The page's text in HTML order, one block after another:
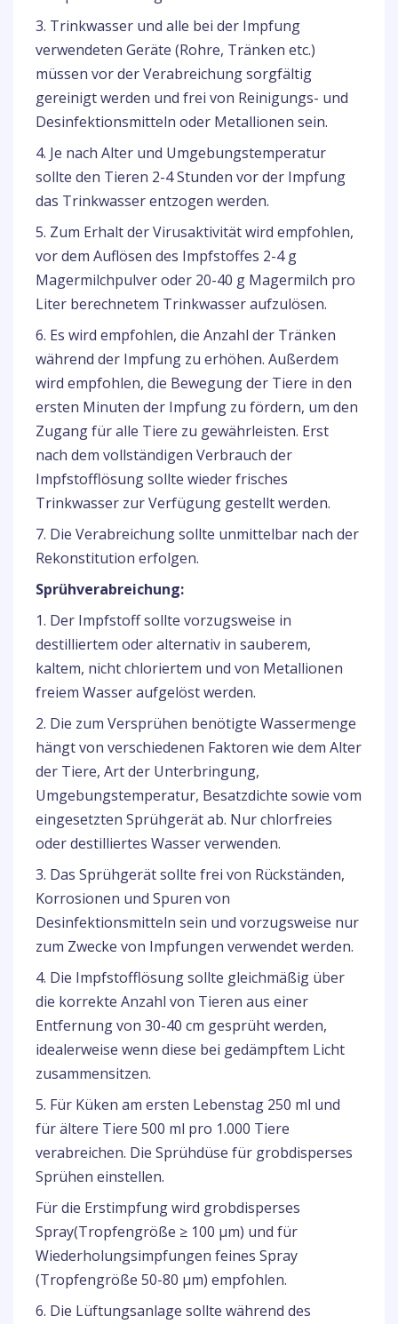
3. Trinkwasser und alle bei der Impfung
verwendeten Geräte (Rohre, Tränken etc.)
müssen vor der Verabreichung sorgfältig
gereinigt werden und frei von Reinigungs- und
Desinfektionsmitteln oder Metallionen sein.
4. Je nach Alter und Umgebungstemperatur
sollte den Tieren 2-4 Stunden vor der Impfung
das Trinkwasser entzogen werden.
5. Zum Erhalt der Virusaktivität wird empfohlen,
vor dem Auflösen des Impfstoffes 2-4 g
Magermilchpulver oder 20-40 g Magermilch pro
Liter berechnetem Trinkwasser aufzulösen.
6. Es wird empfohlen, die Anzahl der Tränken
während der Impfung zu erhöhen. Außerdem
wird empfohlen, die Bewegung der Tiere in den
ersten Minuten der Impfung zu fördern, um den
Zugang für alle Tiere zu gewährleisten. Erst
nach dem vollständigen Verbrauch der
Impfstofflösung sollte wieder frisches
Trinkwasser zur Verfügung gestellt werden.
7. Die Verabreichung sollte unmittelbar nach der
Rekonstitution erfolgen.
Sprühverabreichung:
1. Der Impfstoff sollte vorzugsweise in
destilliertem oder alternativ in sauberem,
kaltem, nicht chloriertem und von Metallionen
freiem Wasser aufgelöst werden.
2. Die zum Versprühen benötigte Wassermenge
hängt von verschiedenen Faktoren wie dem Alter
der Tiere, Art der Unterbringung,
Umgebungstemperatur, Besatzdichte sowie vom
eingesetzten Sprühgerät ab. Nur chlorfreies
oder destilliertes Wasser verwenden.
3. Das Sprühgerät sollte frei von Rückständen,
Korrosionen und Spuren von
Desinfektionsmitteln sein und vorzugsweise nur
zum Zwecke von Impfungen verwendet werden.
4. Die Impfstofflösung sollte gleichmäßig über
die korrekte Anzahl von Tieren aus einer
Entfernung von 30-40 cm gesprüht werden,
idealerweise wenn diese bei gedämpftem Licht
zusammensitzen.
5. Für Küken am ersten Lebenstag 250 ml und
für ältere Tiere 500 ml pro 1.000 Tiere
verabreichen. Die Sprühdüse für grobdisperses
Sprühen einstellen.
Für die Erstimpfung wird grobdisperses
Spray(Tropfengröße ≥ 100 µm) und für
Wiederholungsimpfungen feines Spray
(Tropfengröße 50-80 µm) empfohlen.
6. Die Lüftungsanlage sollte während des